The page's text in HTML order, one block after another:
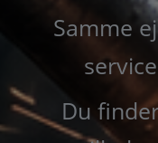
Samme
Du